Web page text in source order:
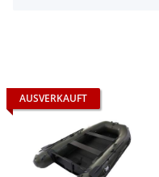
AUSVERKAUFT